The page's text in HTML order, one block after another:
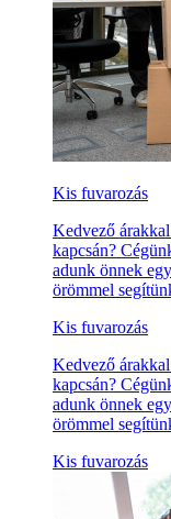
Kis fuvarozás
Kedvező
kapcsán?
adunk önnek
örömmel
Kis fuvarozás
Kedvező
kapcsán?
adunk önnek
örömmel
Kis fuvarozás